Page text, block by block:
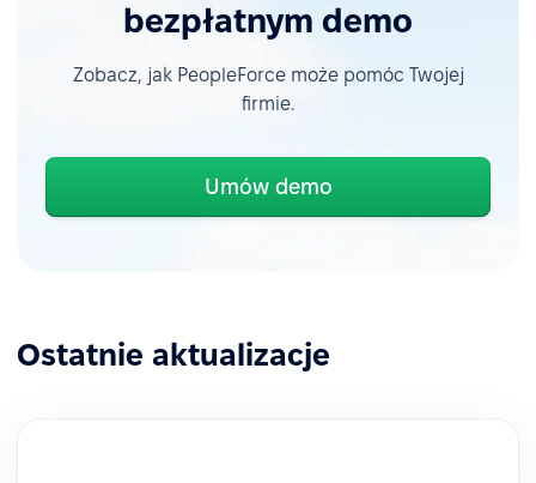
bezpłatnym demo
Zobacz, jak PeopleForce może pomóc Twojej
firmie.
Umów demo
Ostatnie aktualizacje